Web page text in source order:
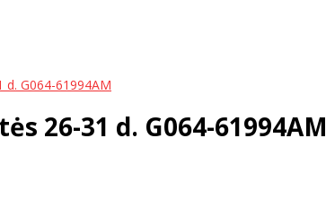
d. G064-61994AM
26-31 d. G064-61994AM